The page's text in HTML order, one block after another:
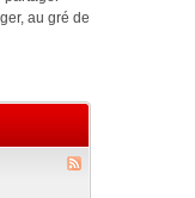
au gré de